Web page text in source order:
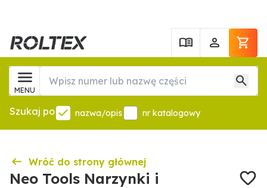
MENU
Szukaj po nazwa/opis nr katalogowy
Wróć do strony głównej
Neo Tools Narzynki i